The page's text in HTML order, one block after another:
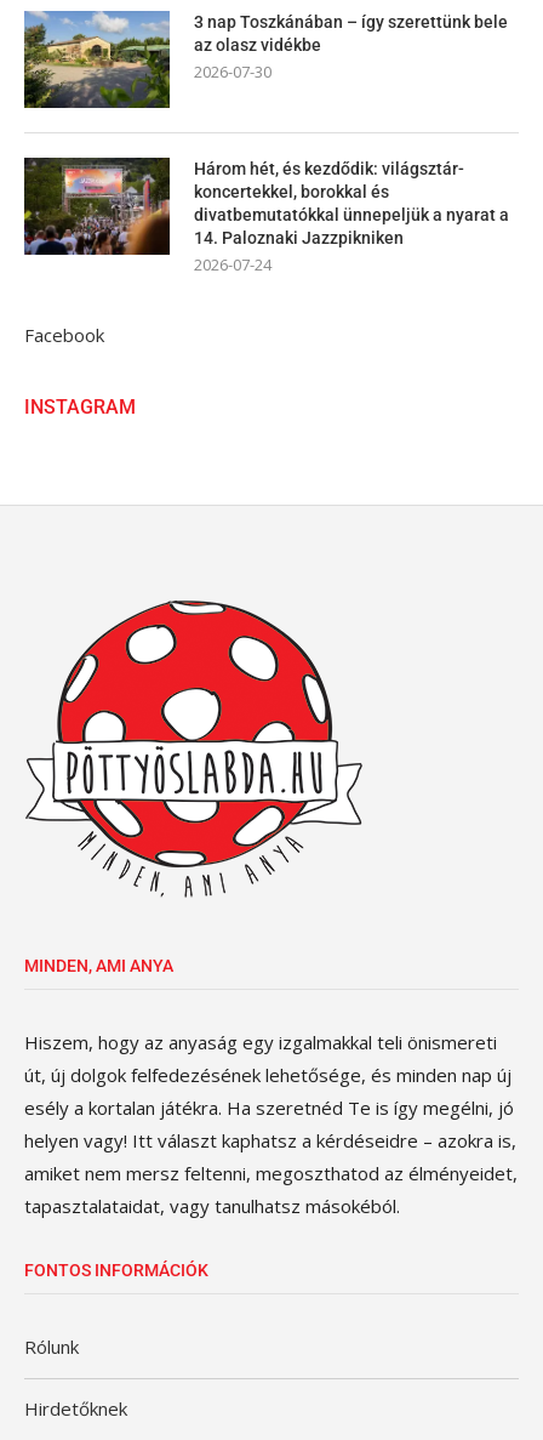
3 nap Toszkánában – így szerettünk bele
az olasz vidékbe
2026-07-30
Három hét, és kezdődik: világsztár-
koncertekkel, borokkal és
divatbemutatókkal ünnepeljük a nyarat a
14. Paloznaki Jazzpikniken
2026-07-24
Facebook
INSTAGRAM
MINDEN, AMI ANYA
Hiszem, hogy az anyaság egy izgalmakkal teli önismereti
út, új dolgok felfedezésének lehetősége, és minden nap új
esély a kortalan játékra. Ha szeretnéd Te is így megélni, jó
helyen vagy! Itt választ kaphatsz a kérdéseidre – azokra is,
amiket nem mersz feltenni, megoszthatod az élményeidet,
tapasztalataidat, vagy tanulhatsz másokéból.
FONTOS INFORMÁCIÓK
Rólunk
Hirdetőknek